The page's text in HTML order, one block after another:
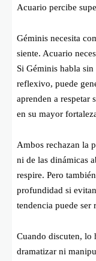
Acuario percibe
Géminis necesita
siente. Acuario
Si Géminis habla
reflexivo, puede
aprenden a respetar
en su mayor
Ambos rechazan la
ni de las dinámicas
respire. Pero
profundidad si
tendencia puede ser
Cuando discuten, lo
dramatizar ni